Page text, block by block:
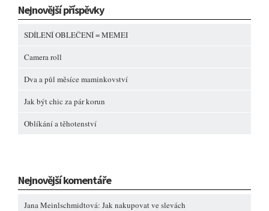
Nejnovější příspěvky
SDÍLENÍ OBLEČENÍ = MEMEI
Camera roll
Dva a půl měsíce maminkovství
Jak být chic za pár korun
Oblíkání a těhotenství
Nejnovější komentáře
Jana Meinlschmidtová: Jak nakupovat ve slevách